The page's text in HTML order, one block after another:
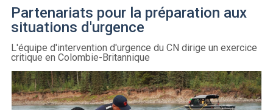
Partenariats pour la préparation aux
situations d'urgence
L'équipe d'intervention d'urgence du CN dirige un exercice
critique en Colombie-Britannique